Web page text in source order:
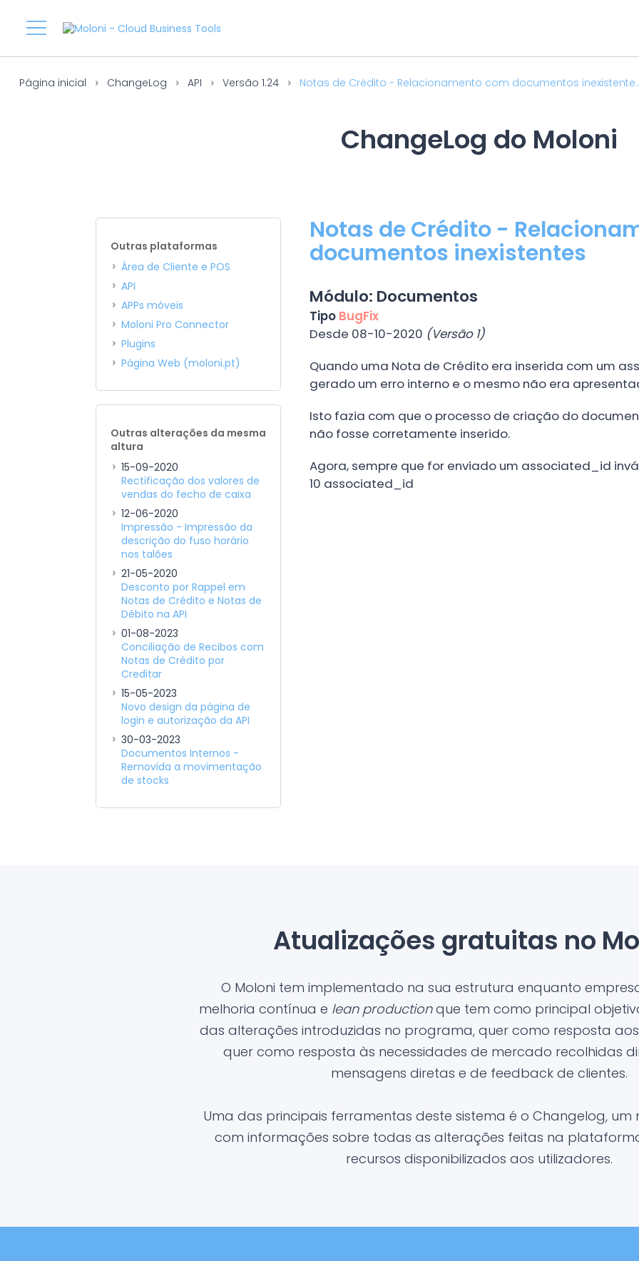
Página inicial ChangeLog API Versão 1.24 Notas de Crédito - Relacionamento com documentos
ChangeLog do Moloni
Outras plataformas
Área de Cliente e POS
API
APPs móveis
Moloni Pro Connector
Plugins
Página Web (moloni.pt)
Outras alterações da mesma
altura
15-09-2020
Rectificação dos valores de
vendas do fecho de caixa
12-06-2020
Impressão - Impressão da
descrição do fuso horário
nos talões
21-05-2020
Desconto por Rappel em
Notas de Crédito e Notas de
Débito na API
01-08-2023
Conciliação de Recibos com
Notas de Crédito por
Creditar
15-05-2023
Novo design da página de
login e autorização da API
30-03-2023
Documentos Internos -
Removida a movimentação
de stocks
Notas de Crédito -
documentos inexistentes
Módulo: Documentos
Tipo BugFix
Desde 08-10-2020 (Versão 1)
Quando uma Nota de Crédito era inserida com um
gerado um erro interno e o mesmo não era
Isto fazia com que o processo de criação do
não fosse corretamente inserido.
Agora, sempre que for enviado um associated_id
10 associated_id
Atualizações gratuitas no
O Moloni tem implementado na sua estrutura enquanto
melhoria contínua e lean productionque tem como principal
das alterações introduzidas no programa, quer como resposta
quer como resposta às necessidades de mercado recolhidas
mensagens diretas e de feedback de clientes.
Uma das principais ferramentas deste sistema é o Changelog,
com informações sobre todas as alterações feitas na
recursos disponibilizados aos utilizadores.